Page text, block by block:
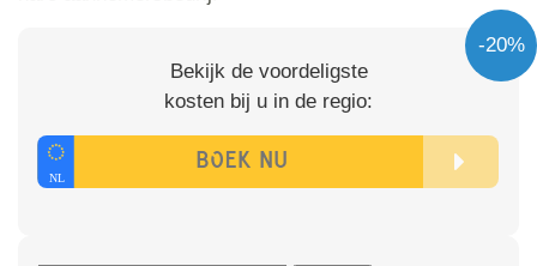
-20%
Bekijk de voordeligste
kosten bij u in de regio: